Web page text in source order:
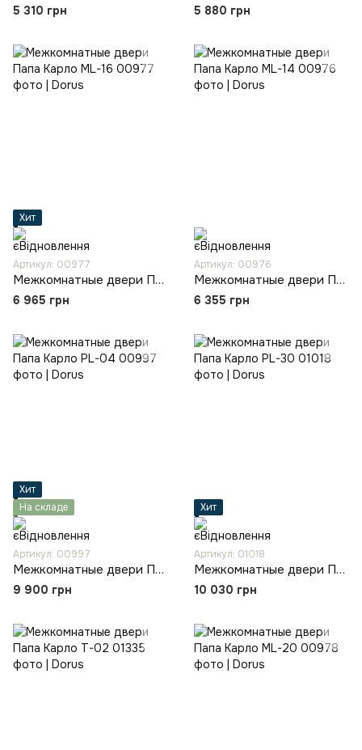
5 310 грн 5 880 грн
Хит
Артикул: 00977
Межкомнатные двери Папа Карло ML-16
6 965 грн
Артикул: 00976
Межкомнатные двери Папа Карло ML-14
6 355 грн
Хит
На складе
Артикул: 00997
Межкомнатные двери Папа Карло PL-04
9 900 грн
Хит
Артикул: 01018
Межкомнатные двери Папа Карло PL-30
10 030 грн